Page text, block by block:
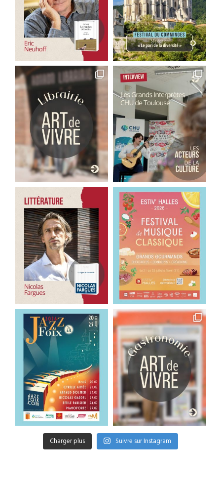
Charger plus Suivre sur Instagram